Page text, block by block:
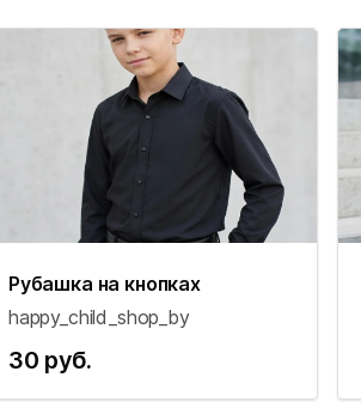
Рубашка на кнопках
happy_child_shop_by
30 руб.